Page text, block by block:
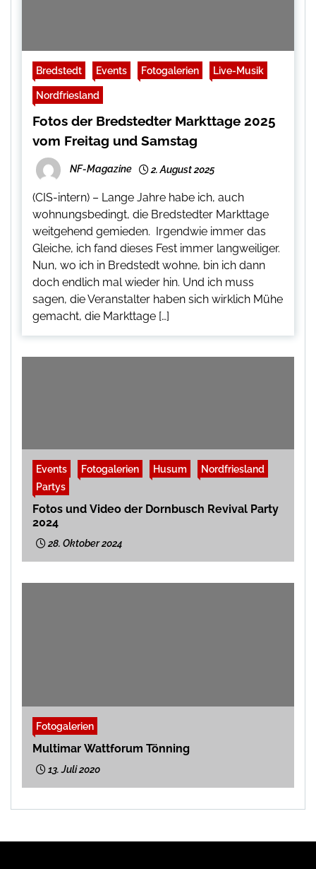
Bredstedt Events Fotogalerien Live-Musik
Nordfriesland
Fotos der Bredstedter Markttage 2025
vom Freitag und Samstag
NF-Magazine 2. August 2025
(CIS-intern) – Lange Jahre habe ich, auch
wohnungsbedingt, die Bredstedter Markttage
weitgehend gemieden. Irgendwie immer das
Gleiche, ich fand dieses Fest immer langweiliger.
Nun, wo ich in Bredstedt wohne, bin ich dann
doch endlich mal wieder hin. Und ich muss
sagen, die Veranstalter haben sich wirklich Mühe
gemacht, die Markttage […]
Events Fotogalerien Husum
Nordfriesland
Partys
Fotos und Video der Dornbusch Revival Party
2024
28. Oktober 2024
Fotogalerien
Multimar Wattforum Tönning
13. Juli 2020